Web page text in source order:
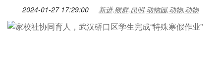
2024-01-27 17:29:00 新进,猴群,昆明,动物园,动物,动物